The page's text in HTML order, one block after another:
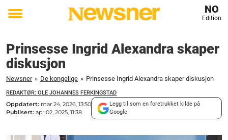
Toggle
NO
Edition
Prinsesse Ingrid Alexandra skaper
diskusjon
Newsner » De kongelige » Prinsesse Ingrid Alexandra skaper diskusjon
REDAKTØR: OLE JOHANNES FERKINGSTAD
Oppdatert: mar 24, 2026, 13:50
Publisert: apr 02, 2025, 11:38
Legg til som en foretrukket kilde på
Google